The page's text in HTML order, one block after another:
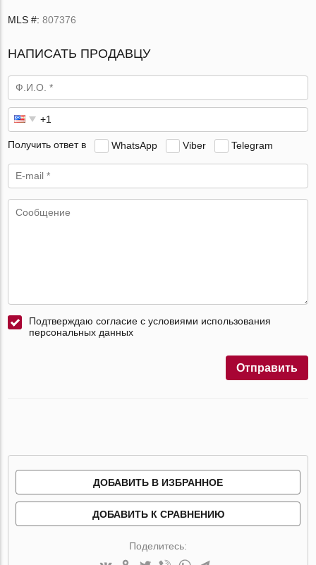
MLS #:807376
НАПИСАТЬ ПРОДАВЦУ
Получить ответ в WhatsApp Viber Telegram
Подтверждаю согласие с условиями использования
персональных данных
Отправить
ДОБАВИТЬ В ИЗБРАННОЕ
ДОБАВИТЬ К СРАВНЕНИЮ
Поделитесь: